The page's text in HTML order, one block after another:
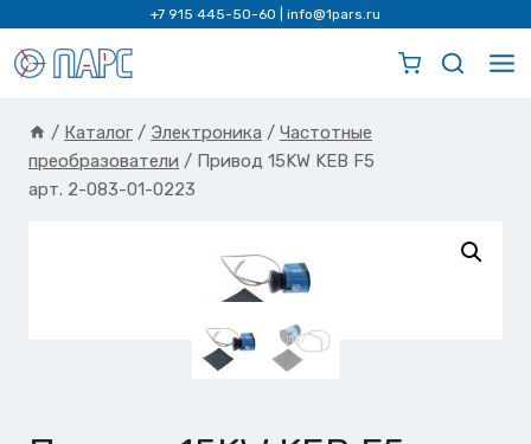
содержимому
+7 915 445-50-60 info@1pars.ru
/ Каталог / Электроника / Частотные
преобразователи / Привод 15KW KEB F5
арт. 2-083-01-0223